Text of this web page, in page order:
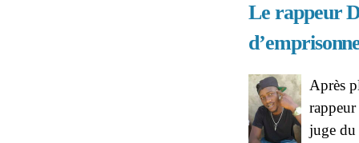
Le rappeur
Après
juge du